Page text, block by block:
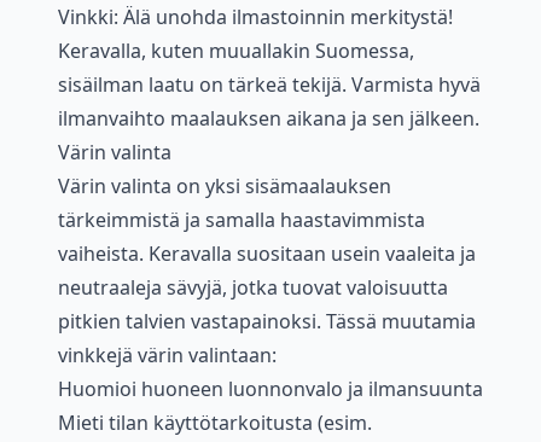
Vinkki: Älä unohda ilmastoinnin merkitystä!
Keravalla, kuten muuallakin Suomessa,
sisäilman laatu on tärkeä tekijä. Varmista hyvä
ilmanvaihto maalauksen aikana ja sen jälkeen.
Värin valinta
Värin valinta on yksi sisämaalauksen
tärkeimmistä ja samalla haastavimmista
vaiheista. Keravalla suositaan usein vaaleita ja
neutraaleja sävyjä, jotka tuovat valoisuutta
pitkien talvien vastapainoksi. Tässä muutamia
vinkkejä värin valintaan:
Huomioi huoneen luonnonvalo ja ilmansuunta
Mieti tilan käyttötarkoitusta (esim.